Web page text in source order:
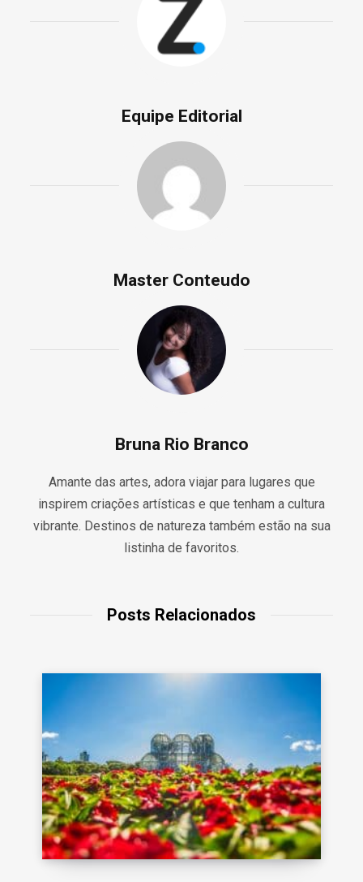
Equipe Editorial
Master Conteudo
Bruna Rio Branco
Amante das artes, adora viajar para lugares que
inspirem criações artísticas e que tenham a cultura
vibrante. Destinos de natureza também estão na sua
listinha de favoritos.
Posts Relacionados